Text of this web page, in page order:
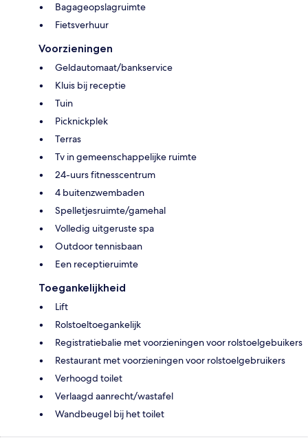
Bagageopslagruimte
Fietsverhuur
Voorzieningen
Geldautomaat/bankservice
Kluis bij receptie
Tuin
Picknickplek
Terras
Tv in gemeenschappelijke ruimte
24-uurs fitnesscentrum
4 buitenzwembaden
Spelletjesruimte/gamehal
Volledig uitgeruste spa
Outdoor tennisbaan
Een receptieruimte
Toegankelijkheid
Lift
Rolstoeltoegankelijk
Registratiebalie met voorzieningen voor rolstoelgebuikers
Restaurant met voorzieningen voor rolstoelgebruikers
Verhoogd toilet
Verlaagd aanrecht/wastafel
Wandbeugel bij het toilet